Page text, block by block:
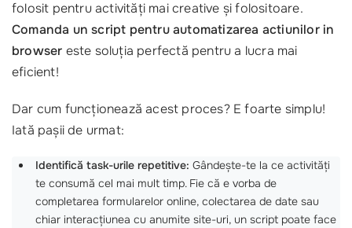
folosit pentru activități mai creative și folositoare.
Comanda un script pentru automatizarea actiunilor in
browser este soluția perfectă pentru a lucra mai
eficient!
Dar cum funcționează acest proces? E foarte simplu!
Iată pașii de urmat:
Identifică task-urile repetitive: Gândește-te la ce activități
te consumă cel mai mult timp. Fie că e vorba de
completarea formularelor online, colectarea de date sau
chiar interacțiunea cu anumite site-uri, un script poate face